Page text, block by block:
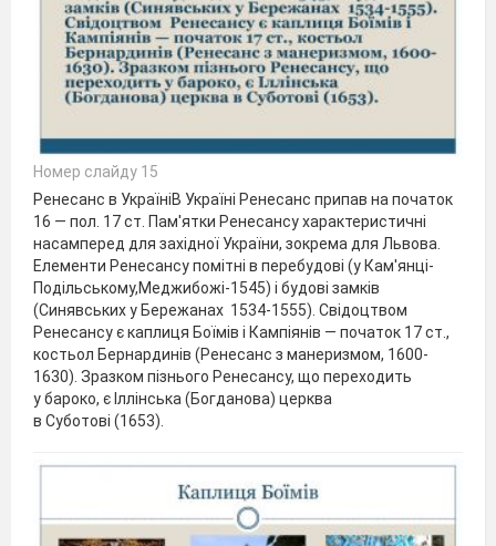
Номер слайду 15
Ренесанс в УкраїніВ Україні Ренесанс припав на початок
16 — пол. 17 ст. Пам'ятки Ренесансу характеристичні
насамперед для західної України, зокрема для Львова.
Елементи Ренесансу помітні в перебудові (у Кам'янці-
Подільському,Меджибожі-1545) і будові замків
(Синявських у Бережанах 1534-1555). Свідоцтвом
Ренесансу є каплиця Боїмів і Кампіянів — початок 17 ст.,
костьол Бернардинів (Ренесанс з манеризмом, 1600-
1630). Зразком пізнього Pенесансу, що переходить
у бароко, є Іллінська (Богданова) церква
в Суботові (1653).